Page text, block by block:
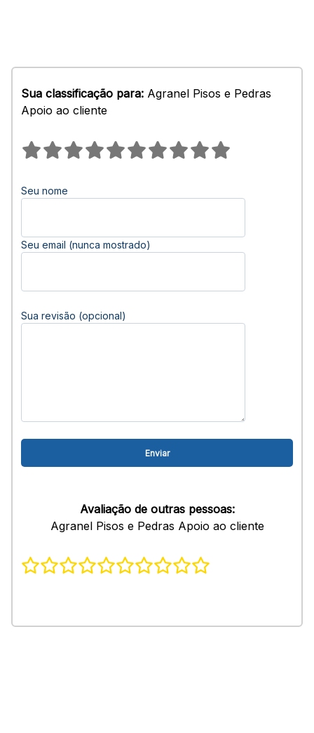
Sua classificação para: Agranel Pisos e Pedras
Apoio ao cliente
Seu nome
Seu email (nunca mostrado)
Sua revisão (opcional)
Avaliação de outras pessoas:
Agranel Pisos e Pedras Apoio ao cliente